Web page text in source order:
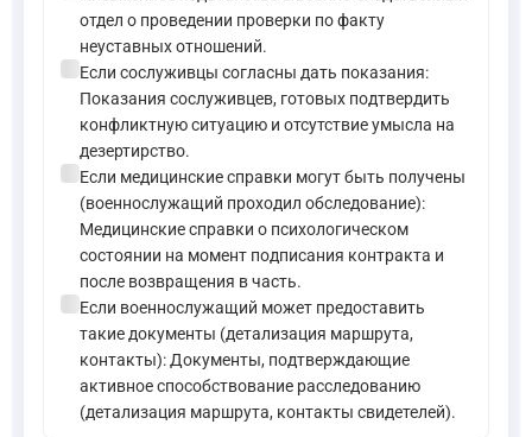
отдел о проведении проверки по факту
неуставных отношений.
Если сослуживцы согласны дать показания:
Показания сослуживцев, готовых подтвердить
конфликтную ситуацию и отсутствие умысла на
дезертирство.
Если медицинские справки могут быть получены
(военнослужащий проходил обследование):
Медицинские справки о психологическом
состоянии на момент подписания контракта и
после возвращения в часть.
Если военнослужащий может предоставить
такие документы (детализация маршрута,
контакты): Документы, подтверждающие
активное способствование расследованию
(детализация маршрута, контакты свидетелей).